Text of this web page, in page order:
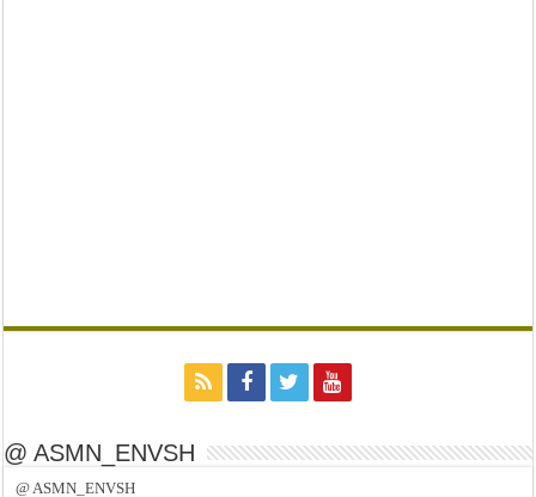
@ ASMN_ENVSH
@ ASMN_ENVSH